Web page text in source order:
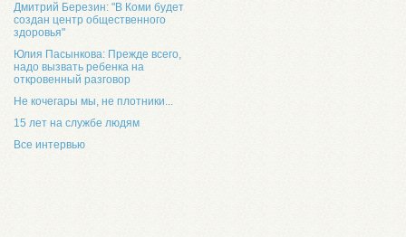
Дмитрий Березин: "В Коми будет
создан центр общественного
здоровья"
Юлия Пасынкова: Прежде всего,
надо вызвать ребенка на
откровенный разговор
Не кочегары мы, не плотники...
15 лет на службе людям
Все интервью